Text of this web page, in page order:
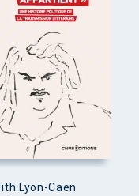
Lyon-Caen